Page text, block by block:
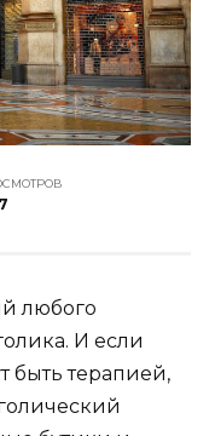
любого
И если
быть терапией,